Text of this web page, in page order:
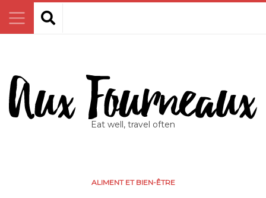
Eat well, travel often
ALIMENT ET BIEN-ÊTRE